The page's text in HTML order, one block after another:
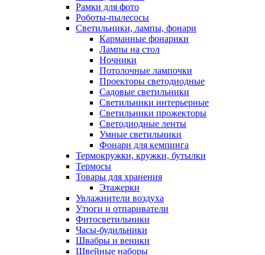
Рамки для фото
Роботы-пылесосы
Светильники, лампы, фонари
Карманные фонарики
Лампы на стол
Ночники
Потолочные лампочки
Проекторы светодиодные
Садовые светильники
Светильники интерьерные
Светильники прожекторы
Светодиодные ленты
Умные светильники
Фонари для кемпинга
Термокружки, кружки, бутылки
Термосы
Товары для хранения
Этажерки
Увлажнители воздуха
Утюги и отпариватели
Фитосветильники
Часы-будильники
Швабры и веники
Швейные наборы